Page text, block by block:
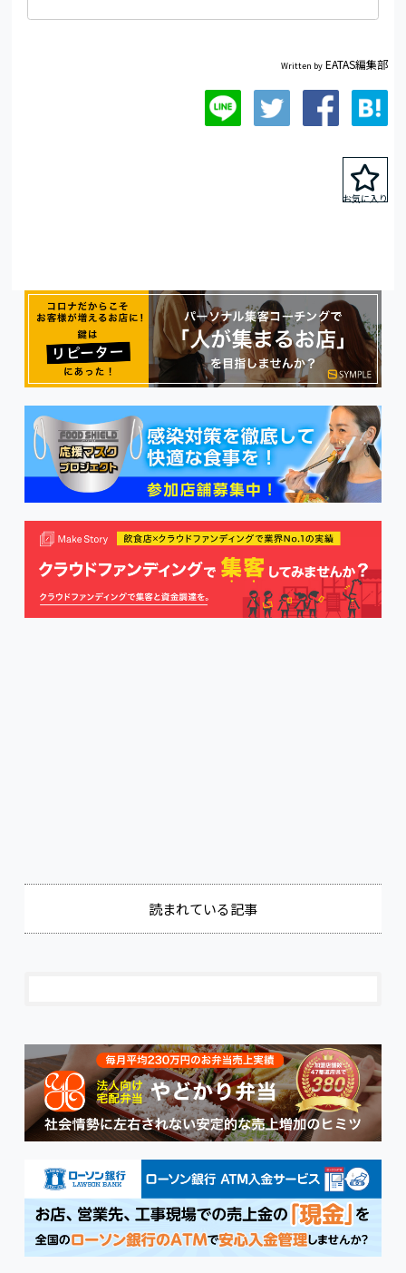
Written byEATAS編集部
読まれている記事